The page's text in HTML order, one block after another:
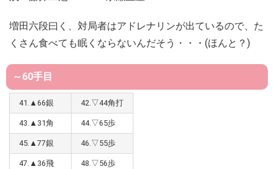
増田六段曰く、対局者はアドレナリンが出ているので、た
くさん食べても眠くならないんだそう・・・(ほんと？)
～60手目
41.▲66銀 42.▽44角打
43.▲31角 44.▽65歩
45.▲77銀 46.▽55歩
47.▲36飛 48.▽56歩